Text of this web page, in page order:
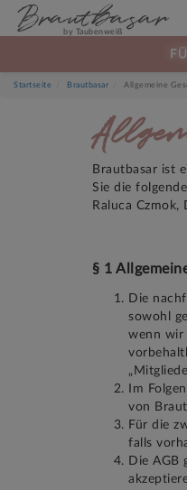
Brautbasar
by Taubenweiß
Startseite Brautbasar Allgemeine
Brautbasar ist
Sie die
Raluca Czmok,
§ 1
Die
sowohl
wenn wir
Im
von
Für die
falls
Die AGB